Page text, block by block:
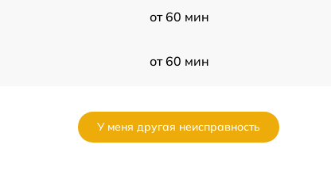
от 60 мин
от 60 мин
У меня другая неисправность